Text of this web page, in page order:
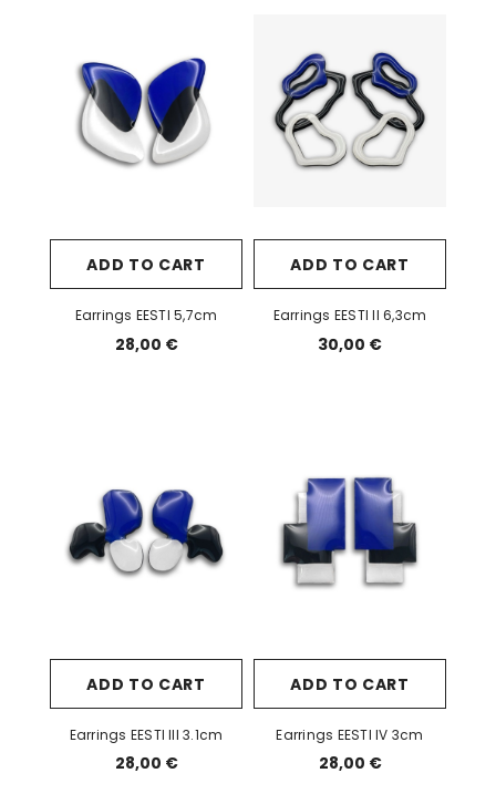
ADD TO CART
Earrings EESTI 5,7cm
28,00 €
ADD TO CART
Earrings EESTI II 6,3cm
30,00 €
ADD TO CART
Earrings EESTI III 3.1cm
28,00 €
ADD TO CART
Earrings EESTI IV 3cm
28,00 €